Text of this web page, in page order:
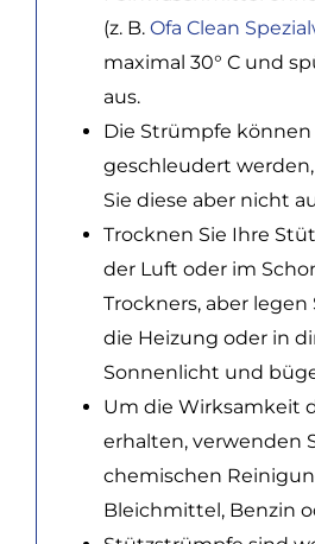
(z. B. Ofa Clean
maximal 30° C und
aus.
Die Strümpfe
geschleudert
Sie diese aber nicht
Trocknen Sie Ihre
der Luft oder im
Trockners, aber legen
die Heizung oder in
Sonnenlicht und
Um die Wirksamkeit
erhalten, verwenden
chemischen
Bleichmittel, Benzin